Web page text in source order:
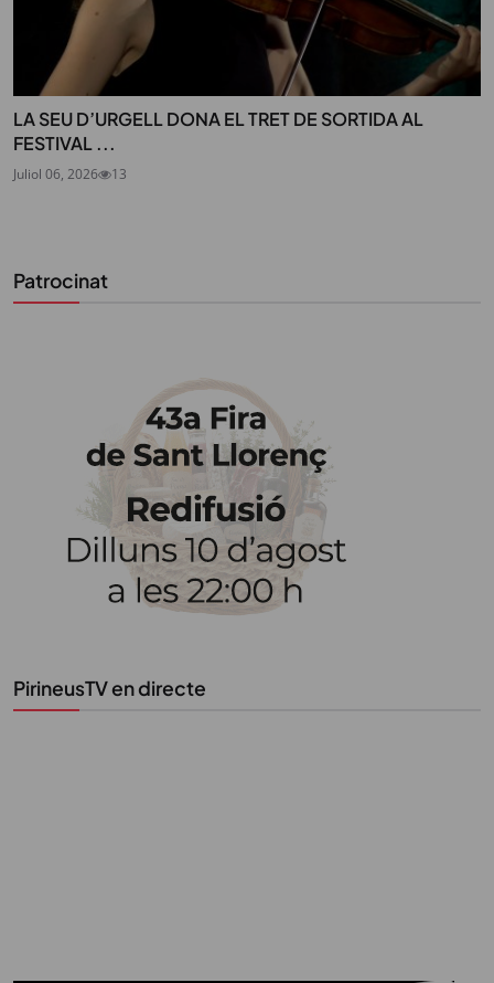
LA SEU D’URGELL DONA EL TRET DE SORTIDA AL
FESTIVAL ...
Juliol 06, 2026 13
Patrocinat
PirineusTV en directe
STAY UPDATED
Uneix-te al nostre butlletí
Tota l’actualitat, seleccionada i enviada directament
al teu correu. Subscriu-te al nostre butlletí i segueix
la informació que importa.
SUBSCRIU-TE